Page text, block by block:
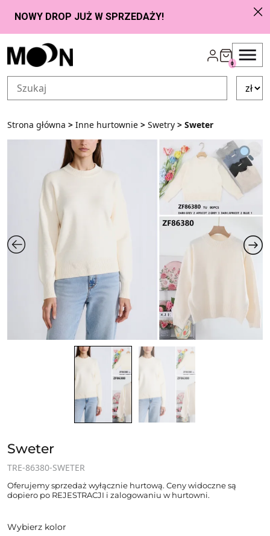
Przejdź do zawartości
0
Strona główna > Inne hurtownie > Swetry > Sweter
Sweter
TRE-86380-SWETER
Oferujemy sprzedaż wyłącznie hurtową. Ceny widoczne są
dopiero po REJESTRACJI i zalogowaniu w hurtowni.
Wybierz kolor